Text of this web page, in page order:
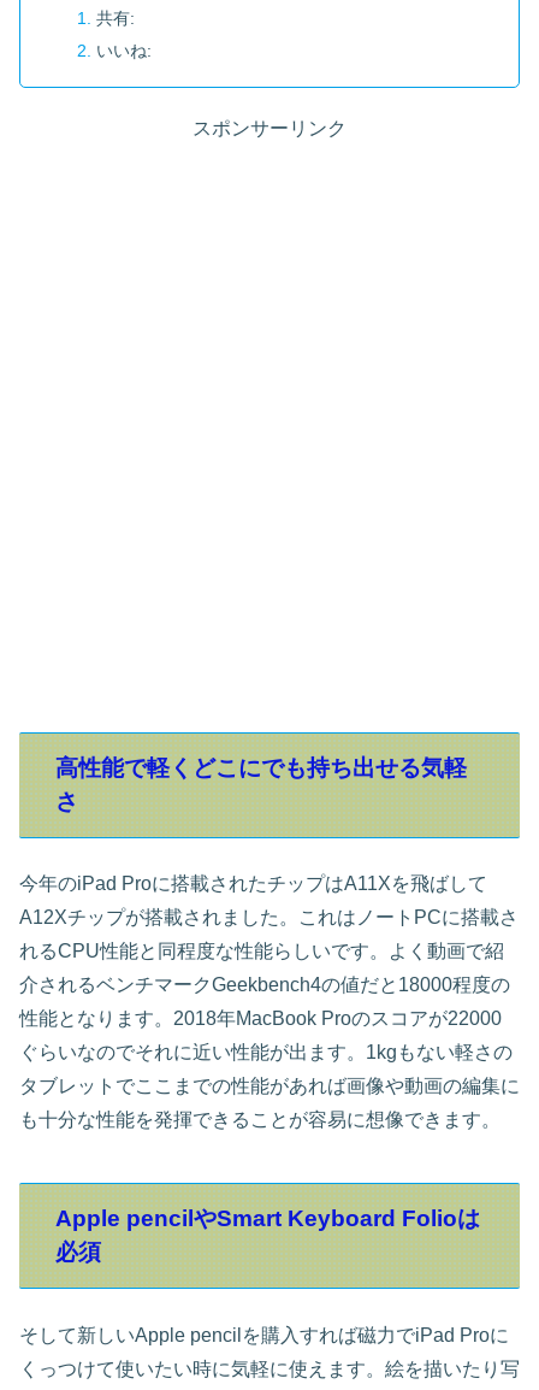
共有:
いいね:
スポンサーリンク
高性能で軽くどこにでも持ち出せる気軽
さ
今年のiPad Proに搭載されたチップはA11Xを飛ばして
A12Xチップが搭載されました。これはノートPCに搭載さ
れるCPU性能と同程度な性能らしいです。よく動画で紹
介されるベンチマークGeekbench4の値だと18000程度の
性能となります。2018年MacBook Proのスコアが22000
ぐらいなのでそれに近い性能が出ます。1kgもない軽さの
タブレットでここまでの性能があれば画像や動画の編集に
も十分な性能を発揮できることが容易に想像できます。
Apple pencilやSmart Keyboard Folioは
必須
そして新しいApple pencilを購入すれば磁力でiPad Proに
くっつけて使いたい時に気軽に使えます。絵を描いたり写